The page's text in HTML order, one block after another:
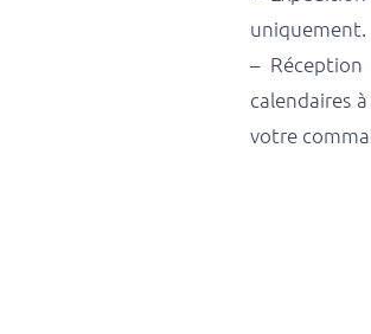
uniquement.
–
calendaires
votre